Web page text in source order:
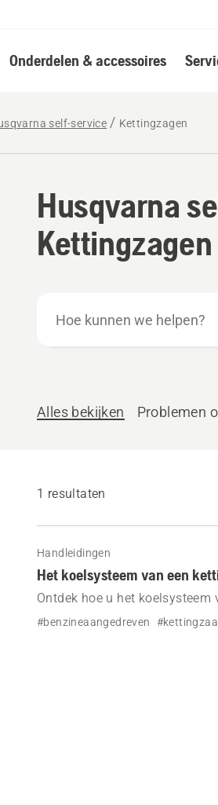
Onderdelen & accessoires
self-service Kettingzagen
Husqvarna
Kettingzagen
kunnen
Alles bekijken Problemen
1 resultaten
Handleidingen
Het koelsysteem van een
Ontdek hoe u het
#benzineaangedreven